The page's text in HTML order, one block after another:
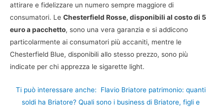
attirare e fidelizzare un numero sempre maggiore di
consumatori. Le Chesterfield Rosse, disponibili al costo di 5
euro a pacchetto, sono una vera garanzia e si addicono
particolarmente ai consumatori più accaniti, mentre le
Chesterfield Blue, disponibili allo stesso prezzo, sono più
indicate per chi apprezza le sigarette light.
Ti può interessare anche:
Flavio Briatore patrimonio: quanti
soldi ha Briatore? Quali sono i business di Briatore, figli e